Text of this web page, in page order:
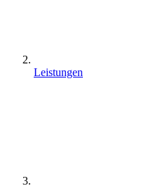
Leistungen